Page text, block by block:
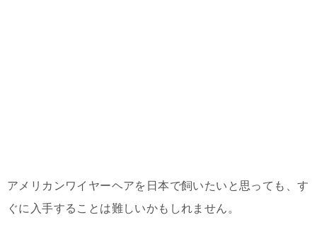
アメリカンワイヤーヘアを日本で飼いたいと思っても、す
ぐに入手することは難しいかもしれません。